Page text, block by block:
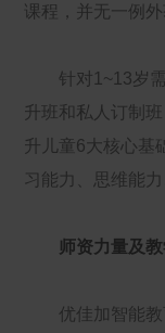
课程，并无一例外
针对1~13岁
升班和私人订制
升儿童6大核心基
习能力、思维能
师资力量及
优佳加智能